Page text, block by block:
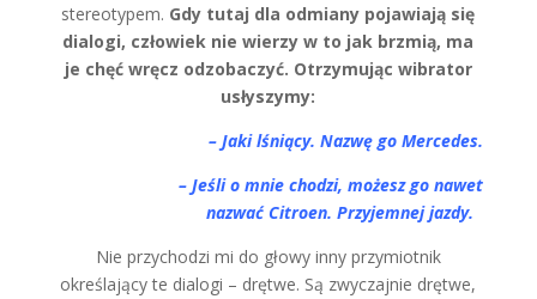
stereotypem. Gdy tutaj dla odmiany pojawiają się
dialogi, człowiek nie wierzy w to jak brzmią, ma
je chęć wręcz odzobaczyć. Otrzymując wibrator
usłyszymy:
– Jaki lśniący. Nazwę go Mercedes.
– Jeśli o mnie chodzi, możesz go nawet
nazwaćCitroen. Przyjemnej jazdy.
Nie przychodzi mi do głowy inny przymiotnik
określający te dialogi – drętwe. Są zwyczajnie drętwe,